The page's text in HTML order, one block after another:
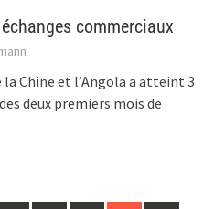
commerciaux
Chine et l’Angola a atteint 3
deux premiers mois de